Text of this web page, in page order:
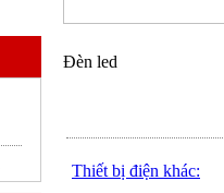
Đèn led
Thiết bị điện khác: